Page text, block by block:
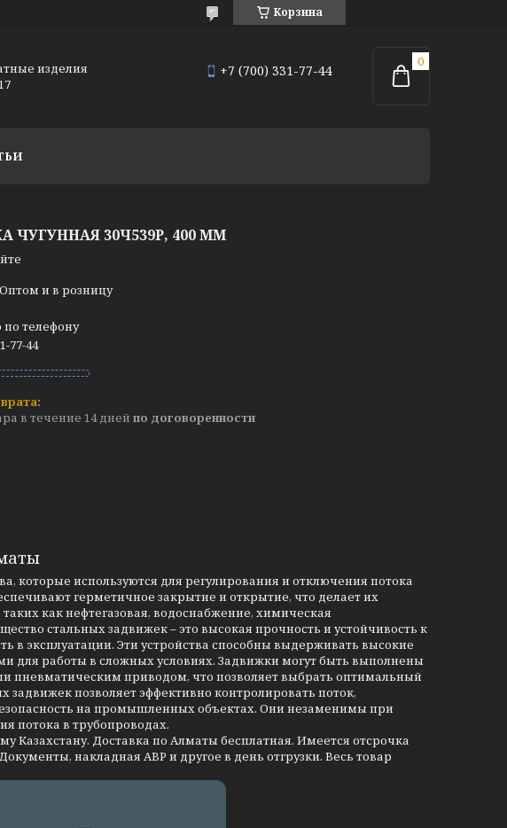
Корзина
изделия
+7 (700) 331-77-44
ЧУГУННАЯ 30Ч539Р, 400 ММ
Оптом и в розницу
по телефону
77-44
в течение 14 дней по договоренности
которые используются для регулирования и отключения потока
герметичное закрытие и открытие, что делает их
как нефтегазовая, водоснабжение, химическая
стальных задвижек – это высокая прочность и устойчивость к
в эксплуатации. Эти устройства способны выдерживать высокие
для работы в сложных условиях. Задвижки могут быть выполнены
пневматическим приводом, что позволяет выбрать оптимальный
позволяет эффективно контролировать поток,
на промышленных объектах. Они незаменимы при
потока в трубопроводах.
Казахстану. Доставка по Алматы бесплатная. Имеется отсрочка
накладная АВР и другое в день отгрузки. Весь товар